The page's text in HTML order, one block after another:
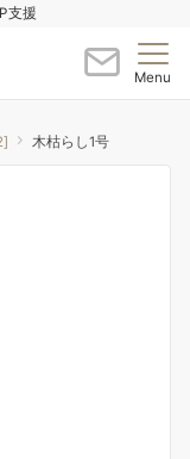
支援
Menu
木枯らし1号